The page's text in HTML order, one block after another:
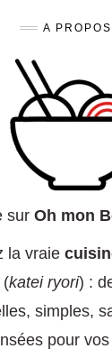
A PROPOS
sur Oh mon
la vraie
(katei ryori) :
simples,
pour